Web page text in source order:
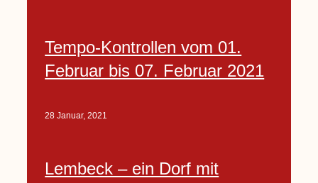
Tempo-Kontrollen vom 01.
Februar bis 07. Februar 2021
28 Januar, 2021
Lembeck – ein Dorf mit